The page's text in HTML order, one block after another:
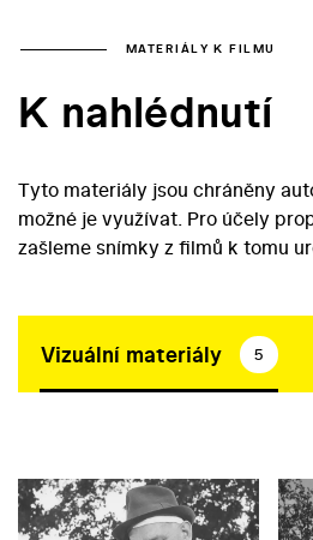
MATERIÁLY K FILMU
K nahlédnutí
Tyto materiály jsou chráněny
možné je využívat. Pro účely
zašleme snímky z filmů k tomu
Vizuální materiály 5